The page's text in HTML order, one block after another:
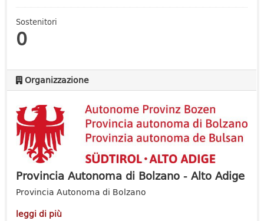
Sostenitori
0
Organizzazione
Provincia Autonoma di Bolzano - Alto Adige
Provincia Autonoma di Bolzano
leggi di più